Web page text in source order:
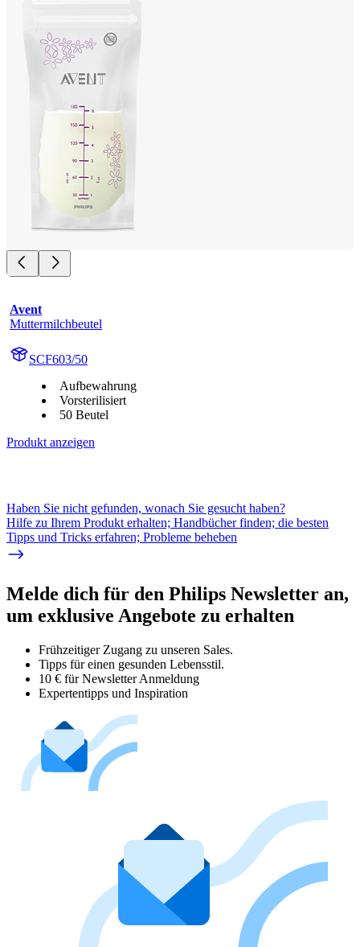
Avent
Muttermilchbeutel
SCF603/50
Aufbewahrung
Vorsterilisiert
50 Beutel
Produkt anzeigen
Haben Sie nicht gefunden, wonach Sie gesucht haben?
Hilfe zu Ihrem Produkt erhalten; Handbücher finden; die besten
Tipps und Tricks erfahren; Probleme beheben
Melde dich für den Philips Newsletter an,
um exklusive Angebote zu erhalten
Frühzeitiger Zugang zu unseren Sales.
Tipps für einen gesunden Lebensstil.
10 € für Newsletter Anmeldung
Expertentipps und Inspiration